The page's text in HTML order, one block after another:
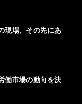
現場、その先にあ
働市場の動向を決